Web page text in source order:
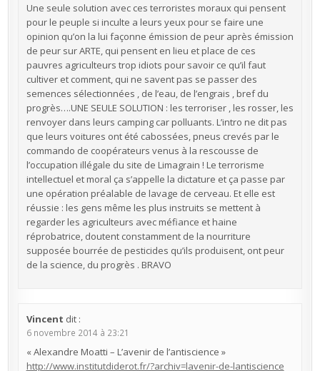
Une seule solution avec ces terroristes moraux qui pensent
pour le peuple si inculte a leurs yeux pour se faire une
opinion qu’on la lui façonne émission de peur après émission
de peur sur ARTE, qui pensent en lieu et place de ces
pauvres agriculteurs trop idiots pour savoir ce qu’il faut
cultiver et comment, qui ne savent pas se passer des
semences sélectionnées , de l’eau, de l’engrais , bref du
progrès….UNE SEULE SOLUTION : les terroriser , les rosser, les
renvoyer dans leurs camping car polluants. L’intro ne dit pas
que leurs voitures ont été cabossées, pneus crevés par le
commando de coopérateurs venus à la rescousse de
l’occupation illégale du site de Limagrain ! Le terrorisme
intellectuel et moral ça s’appelle la dictature et ça passe par
une opération préalable de lavage de cerveau. Et elle est
réussie : les gens même les plus instruits se mettent à
regarder les agriculteurs avec méfiance et haine
réprobatrice, doutent constamment de la nourriture
supposée bourrée de pesticides qu’ils produisent, ont peur
de la science, du progrès . BRAVO
Vincent dit :
6 novembre 2014 à 23:21
« Alexandre Moatti – L’avenir de l’antiscience »
http://www.institutdiderot.fr/?archiv=lavenir-de-lantiscience